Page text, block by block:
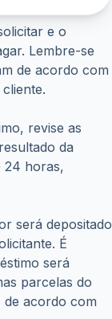
e o
Lembre-se
de acordo com
revise as
da
24 horas,
será depositado
É
será
parcelas do
de acordo com